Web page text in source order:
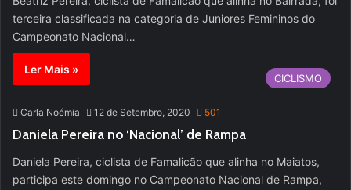
terceira classificada na categoria de Juniores Femininos do
Campeonato Nacional…
Ler Mais »
CICLISMO
Carla Noémia 12 de Setembro, 2020 501
Daniela Pereira no ‘Nacional’ de Rampa
Daniela Pereira, ciclista de Famalicão que alinha no Maiatos,
participa este domingo no Campeonato Nacional de Rampa,